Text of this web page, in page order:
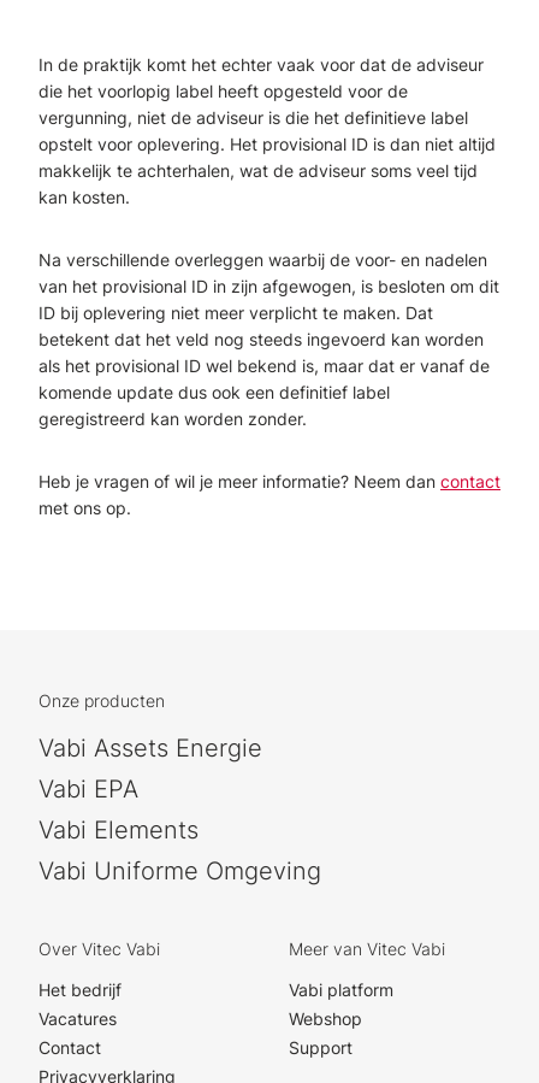
In de praktijk komt het echter vaak voor dat de adviseur
die het voorlopig label heeft opgesteld voor de
vergunning, niet de adviseur is die het definitieve label
opstelt voor oplevering. Het provisional ID is dan niet altijd
makkelijk te achterhalen, wat de adviseur soms veel tijd
kan kosten.
Na verschillende overleggen waarbij de voor- en nadelen
van het provisional ID in zijn afgewogen, is besloten om dit
ID bij oplevering niet meer verplicht te maken. Dat
betekent dat het veld nog steeds ingevoerd kan worden
als het provisional ID wel bekend is, maar dat er vanaf de
komende update dus ook een definitief label
geregistreerd kan worden zonder.
Heb je vragen of wil je meer informatie? Neem dan contact
met ons op.
Onze producten
Vabi Assets Energie
Vabi EPA
Vabi Elements
Vabi Uniforme Omgeving
Over Vitec Vabi
Het bedrijf
Vacatures
Contact
Privacyverklaring
Meer van Vitec Vabi
Vabi platform
Webshop
Support